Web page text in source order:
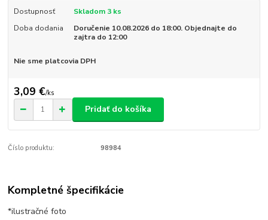
Dostupnosť
Skladom 3 ks
Doba dodania
Doručenie 10.08.2026 do 18:00. Objednajte do
zajtra do 12:00
Nie sme platcovia DPH
3,09 €/ks
Pridať do košíka
Číslo produktu: 98984
Kompletné špecifikácie
*ilustračné foto